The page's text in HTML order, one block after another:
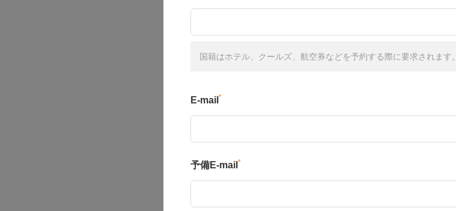
国籍はホテル、クールズ、航空券などを予約する際に要求されます。
E-mail *
予備E-mail *